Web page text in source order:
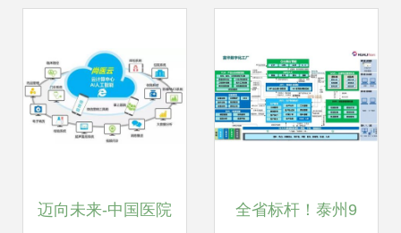
迈向未来-中国医院 全省标杆！泰州9